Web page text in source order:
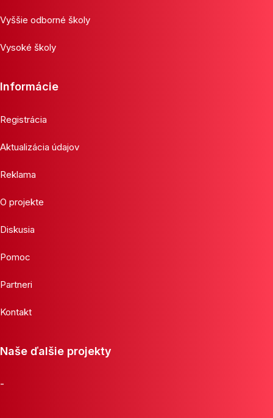
Vyššie odborné školy
Vysoké školy
Informácie
Registrácia
Aktualizácia údajov
Reklama
O projekte
Diskusia
Pomoc
Partneri
Kontakt
Naše ďalšie projekty
-